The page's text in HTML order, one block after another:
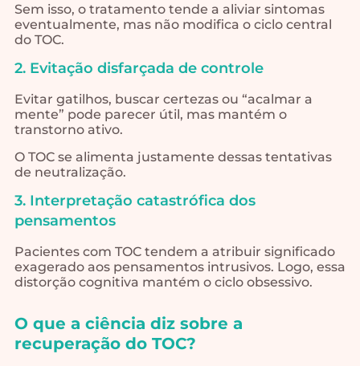
Sem isso, o tratamento tende a aliviar sintomas
eventualmente, mas não modifica o ciclo central
do TOC.
2. Evitação disfarçada de controle
Evitar gatilhos, buscar certezas ou “acalmar a
mente” pode parecer útil, mas mantém o
transtorno ativo.
O TOC se alimenta justamente dessas tentativas
de neutralização.
3. Interpretação catastrófica dos
pensamentos
Pacientes com TOC tendem a atribuir significado
exagerado aos pensamentos intrusivos. Logo, essa
distorção cognitiva mantém o ciclo obsessivo.
O que a ciência diz sobre a
recuperação do TOC?